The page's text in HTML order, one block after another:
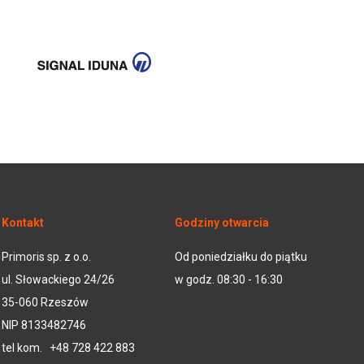
Kontakt
Primoris sp. z o.o.
ul. Słowackiego 24/26
35-060 Rzeszów
NIP 8133482746
tel kom. +48 728 422 883
Godziny otwarcia
Od poniedziałku do piątku
w godz. 08:30 - 16:30